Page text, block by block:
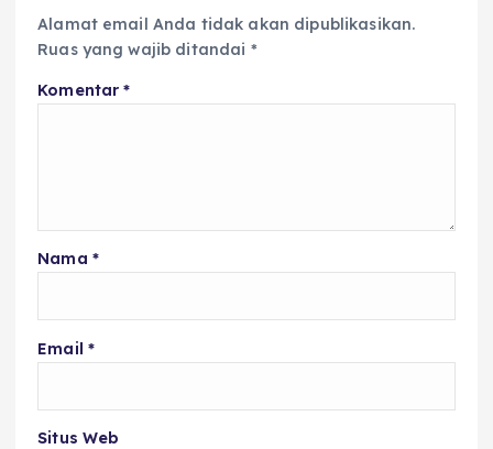
Alamat email Anda tidak akan dipublikasikan.
Ruas yang wajib ditandai *
Komentar*
Nama *
Email *
Situs Web